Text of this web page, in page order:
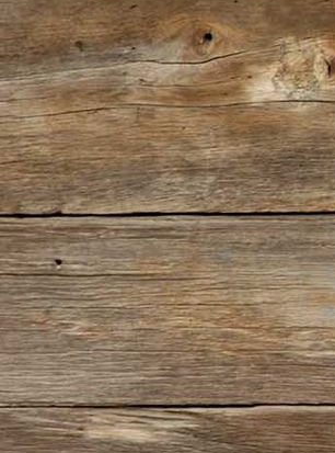
1927-505 Die Kunst des Modelbaus (Bild)